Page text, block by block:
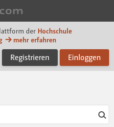
der Hochschule
mehr erfahren
Registrieren Einloggen